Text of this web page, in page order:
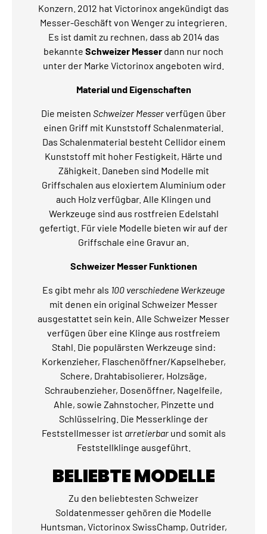
Konzern. 2012 hat Victorinox angekündigt das
Messer-Geschäft von Wenger zu integrieren.
Es ist damit zu rechnen, dass ab 2014 das
bekannte Schweizer Messer dann nur noch
unter der Marke Victorinox angeboten wird.
Material und Eigenschaften
Die meisten Schweizer Messerverfügen über
einen Griff mit Kunststoff Schalenmaterial.
Das Schalenmaterial besteht Cellidor einem
Kunststoff mit hoher Festigkeit, Härte und
Zähigkeit. Daneben sind Modelle mit
Griffschalen aus eloxiertem Aluminium oder
auch Holz verfügbar. Alle Klingen und
Werkzeuge sind aus rostfreien Edelstahl
gefertigt. Für viele Modelle bieten wir auf der
Griffschale eine Gravur an.
Schweizer Messer Funktionen
Es gibt mehr als 100 verschiedene Werkzeuge
mit denen ein original Schweizer Messer
ausgestattet sein kein. Alle Schweizer Messer
verfügen über eine Klinge aus rostfreiem
Stahl. Die populärsten Werkzeuge sind:
Korkenzieher, Flaschenöffner/Kapselheber,
Schere, Drahtabisolierer, Holzsäge,
Schraubenzieher, Dosenöffner, Nagelfeile,
Ahle, sowie Zahnstocher, Pinzette und
Schlüsselring. Die Messerklinge der
Feststellmesser ist arretierbarund somit als
Feststellklinge ausgeführt.
BELIEBTE MODELLE
Zu den beliebtesten Schweizer
Soldatenmesser gehören die Modelle
Huntsman, Victorinox SwissChamp, Outrider,